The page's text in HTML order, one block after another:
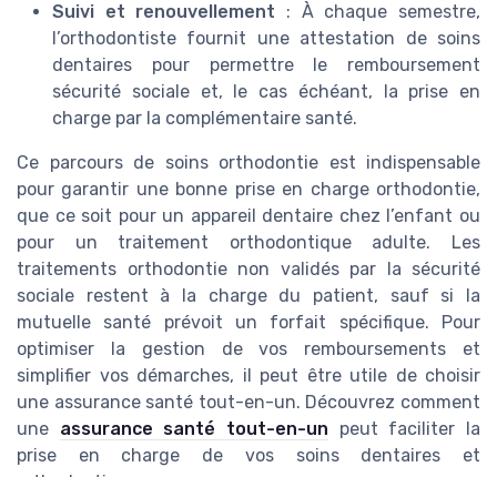
Suivi et renouvellement : À chaque semestre,
l’orthodontiste fournit une attestation de soins
dentaires pour permettre le remboursement
sécurité sociale et, le cas échéant, la prise en
charge par la complémentaire santé.
Ce parcours de soins orthodontie est indispensable
pour garantir une bonne prise en charge orthodontie,
que ce soit pour un appareil dentaire chez l’enfant ou
pour un traitement orthodontique adulte. Les
traitements orthodontie non validés par la sécurité
sociale restent à la charge du patient, sauf si la
mutuelle santé prévoit un forfait spécifique. Pour
optimiser la gestion de vos remboursements et
simplifier vos démarches, il peut être utile de choisir
une assurance santé tout-en-un. Découvrez comment
une assurance santé tout-en-un peut faciliter la
prise en charge de vos soins dentaires et